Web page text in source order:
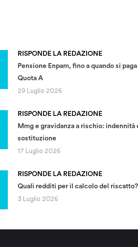
RISPONDE LA REDAZIONE
Pensione Enpam, fino a quando si paga
Quota A
29 Luglio 2026
RISPONDE LA REDAZIONE
Mmg e gravidanza a rischio: indennità
sostituzione
17 Luglio 2026
RISPONDE LA REDAZIONE
Quali redditi per il calcolo del riscatto?
3 Luglio 2026